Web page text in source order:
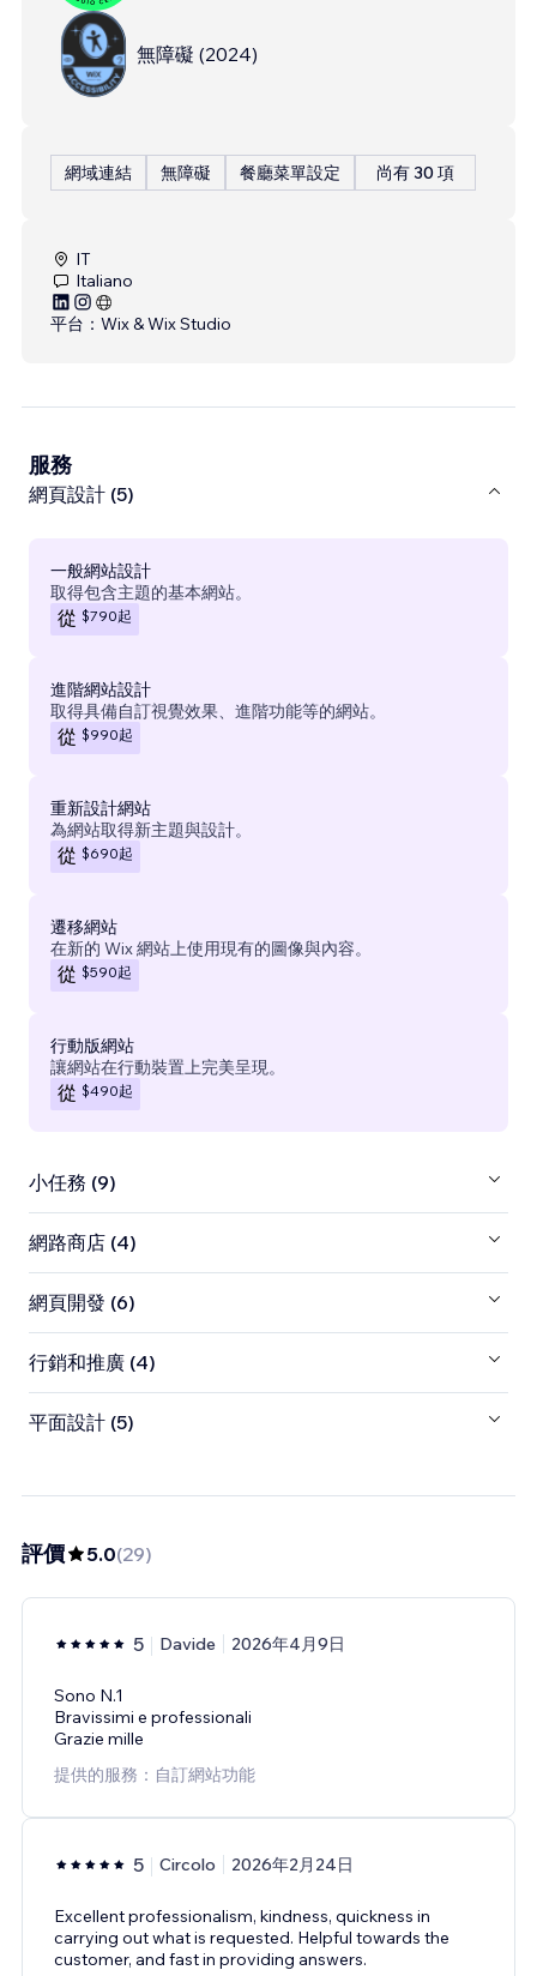
無障礙 (2024)
網域連結 無障礙 餐廳菜單設定 尚有 30 項
IT
Italiano
平台： Wix & Wix Studio
服務
網頁設計 (5)
一般網站設計
取得包含主題的基本網站。
從 $790起
進階網站設計
取得具備自訂視覺效果、進階功能等的網站。
從 $990起
重新設計網站
為網站取得新主題與設計。
從 $690起
遷移網站
在新的 Wix 網站上使用現有的圖像與內容。
從 $590起
行動版網站
讓網站在行動裝置上完美呈現。
從 $490起
小任務 (9)
網路商店 (4)
網頁開發 (6)
行銷和推廣 (4)
平面設計 (5)
評價 5.0(29)
5 Davide 2026年4月9日
Sono N.1
Bravissimi e professionali
Grazie mille
提供的服務：自訂網站功能
5 Circolo 2026年2月24日
Excellent professionalism, kindness, quickness in
carrying out what is requested. Helpful towards the
customer, and fast in providing answers.